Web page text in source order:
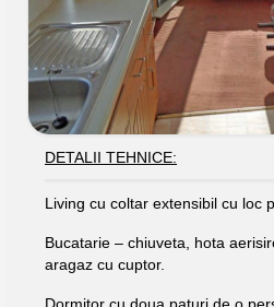
DETALII TEHNICE:
Living cu coltar extensibil cu loc
Bucatarie – chiuveta, hota
aragaz cu cuptor.
Dormitor cu doua paturi de o